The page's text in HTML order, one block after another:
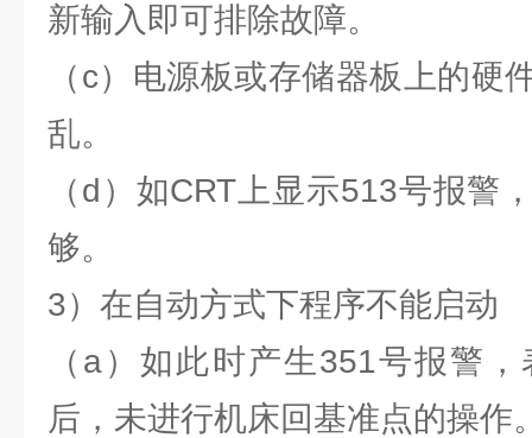
新输入即可排除故障。
（c）电源板或存储器板上的硬
乱。
（d）如CRT上显示513号报警
够。
3）在自动方式下程序不能启动
（a）如此时产生351号报警
后，未进行机床回基准点的操作